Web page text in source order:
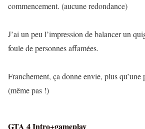
commencement. (aucune redondance)
J’ai un peu l’impression de balancer un
foule de personnes affamées.
Franchement, ça donne envie, plus qu’une
(même pas !)
GTA 4 Intro+gameplay